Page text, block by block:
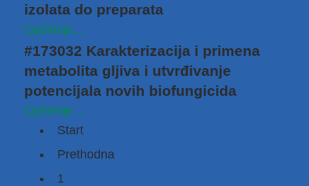
izolata do preparata
Opširnije...
#173032 Karakterizacija i primena
metabolita gljiva i utvrđivanje
potencijala novih biofungicida
Opširnije...
Start
Prethodna
1